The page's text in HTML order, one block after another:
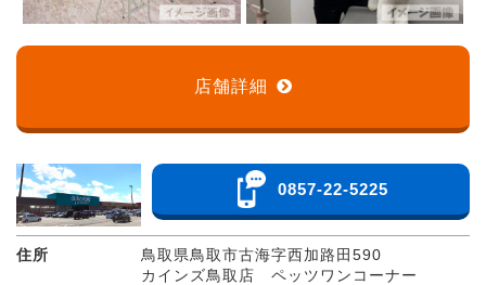
店舗詳細
0857-22-5225
住所
鳥取県鳥取市古海字西加路田590
カインズ鳥取店 ペッツワンコーナー